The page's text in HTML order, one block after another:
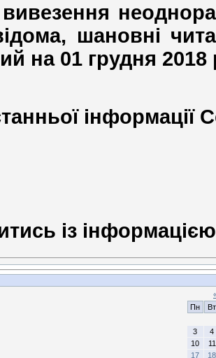
шановні
на 01 грудня 2018
інформації
із
Пн
Вт
3
4
10
11
17
18